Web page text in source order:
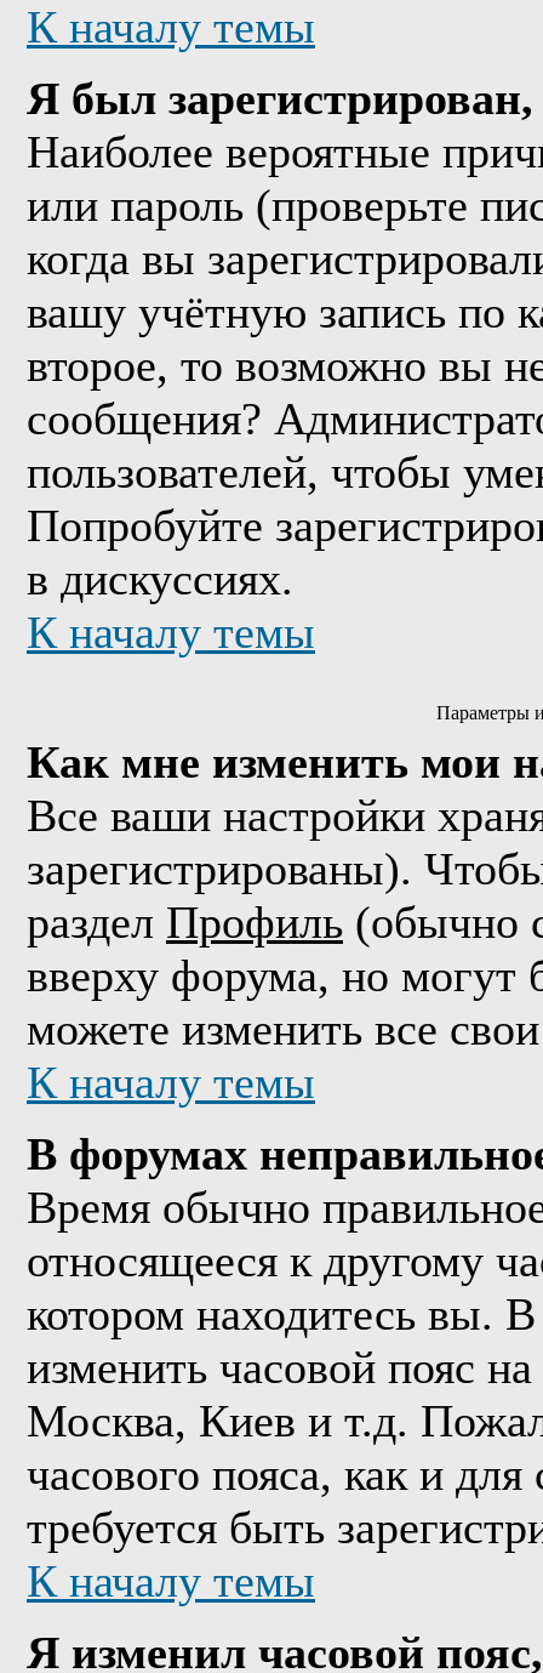
К началу темы
Я был
Наиболее вероятные
или пароль (проверьте
когда вы
вашу учётную запись по
второе, то возможно вы
сообщения?
пользователей, чтобы
Попробуйте
в дискуссиях.
К началу темы
Параметры
Как мне изменить мои
Все ваши настройки
зарегистрированы).
раздел Профиль (обычно
вверху форума, но
можете изменить все
К началу темы
В форумах
Время обычно
относящееся к другому
котором находитесь вы.
изменить часовой пояс
Москва, Киев и т.д.
часового пояса, как и
требуется быть
К началу темы
Я изменил часовой